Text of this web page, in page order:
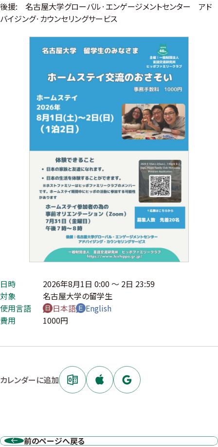
後援: 名古屋大学グローバル·エンゲージメントセンター アド
バイジング·カウンセリングサービス
日時
2026年8月1日 0:00 〜 2日 23:59
対象
名古屋大学の留学生
使用言語
日本語
English
費用
1000円
カレンダーに追加
前のページへ戻る